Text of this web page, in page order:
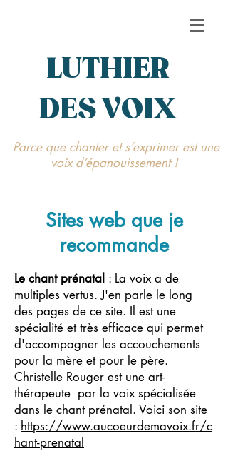
LUTHIER
DES VOIX
Parce que chanter et s’exprimer est une
voix d’épanouissement !
Sites web que je
recommande
Le chant prénatal : La voix a de
multiples vertus. J'en parle le long
des pages de ce site. Il est une
spécialité et très efficace qui permet
d'accompagner les accouchements
pour la mère et pour le père.
Christelle Rouger est une art-
thérapeute par la voix spécialisée
dans le chant prénatal. Voici son site
: https://www.aucoeurdemavoix.fr/c
hant-prenatal